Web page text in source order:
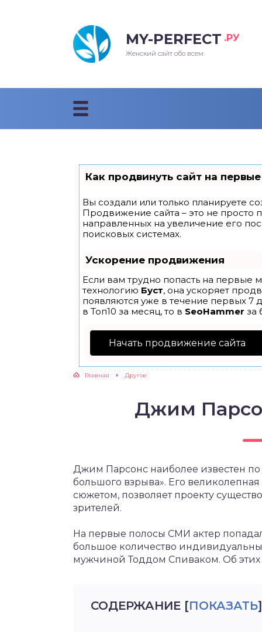
MY-PERFECT .РУ
Женский сайт обо всем
Как продвинуть сайт на
Вы создали или только планируете
Продвижение сайта – это не просто
направленных на увеличение его
поисковых системах.
Ускорение продвижения
Если вам трудно попасть на первые
технологию Буст, она ускоряет
появляются уже в течение первых 7
в Топ10 за месяц, то в SeoHammer за
Начать продвижение сайта
Главная Другое
Джим
Джим Парсонс наиболее известен
большого взрыва». Его
сюжетом, позволяет проекту
зрителей.
На первые полосы СМИ актер
большое количество
мужчиной Тоддом Спиваком. Об этих
СОДЕРЖАНИЕ [ПОКАЗАТЬ]
прически 2018
стрижки 2018